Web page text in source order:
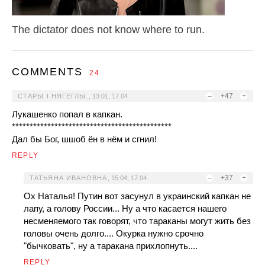
The dictator does not know where to run.
COMMENTS 24
– +47 +
СТАРЫ I НЯГЕГЛЫ. 13:01, 17.04
Лукашенко попал в капкан.
*********************************************
Дал бы Бог, шшоб ён в нём и сгнил!
REPLY
– +37 +
ТАТЬЯНА ИВАНОВНА 15:04, 17.04
Ох Наталья! Путин вот засунул в украинский капкан не
лапу, а голову России... Ну а что касается нашего
несменяемого так говорят, что тараканы могут жить без
головы очень долго.... Окурка нужно срочно
"бычковать", ну а таракана прихлопнуть....
REPLY